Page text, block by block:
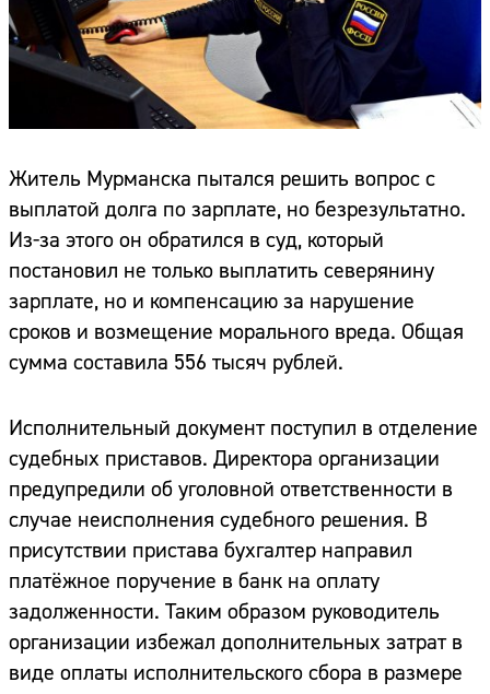
Житель Мурманска пытался решить вопрос с
выплатой долга по зарплате, но безрезультатно.
Из-за этого он обратился в суд, который
постановил не только выплатить северянину
зарплате, но и компенсацию за нарушение
сроков и возмещение морального вреда. Общая
сумма составила 556 тысяч рублей.
Исполнительный документ поступил в отделение
судебных приставов. Директора организации
предупредили об уголовной ответственности в
случае неисполнения судебного решения. В
присутствии пристава бухгалтер направил
платёжное поручение в банк на оплату
задолженности. Таким образом руководитель
организации избежал дополнительных затрат в
виде оплаты исполнительского сбора в размере